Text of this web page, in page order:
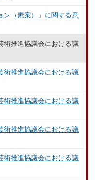
ン（素案）」に関する意
術推進協議会における議
術推進協議会における議
術推進協議会における議
術推進協議会における議
術推進協議会における議